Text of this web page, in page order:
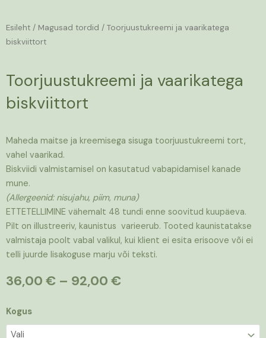
Esileht / Magusad tordid / Toorjuustukreemi ja vaarikatega
biskviittort
Toorjuustukreemi ja vaarikatega
biskviittort
Maheda maitse ja kreemisega sisuga toorjuustukreemi tort,
vahel vaarikad.
Biskviidi valmistamisel on kasutatud vabapidamisel kanade
mune.
(Allergeenid: nisujahu, piim, muna)
ETTETELLIMINE vähemalt 48 tundi enne soovitud kuupäeva.
Pilt on illustreeriv, kaunistus varieerub. Tooted kaunistatakse
valmistaja poolt vabal valikul, kui klient ei esita erisoove või ei
telli juurde lisakoguse marju või teksti.
36,00 € – 92,00 €Hinnavahemik:
92,00 €
Kogus
Toorjuustukreemi
ja